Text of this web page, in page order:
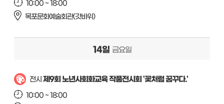
10:00 ~ 18:00
목포문화예술회관(갓바위)
14일 금요일
전시 제9회 노년사회화교육 작품전시회 '꽃처럼 꿈꾸다.'
10:00 ~ 18:00